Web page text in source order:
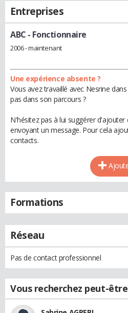
Entreprises
ABC - Fonctionnaire
2006 - maintenant
Une expérience absente ?
Vous avez travaillé avec Nesrine
pas dans son parcours ?
N'hésitez pas à lui suggérer d'ajouter
envoyant un message. Pour cela
contacts.
Formations
Réseau
Pas de contact professionnel
Vous recherchez peut-être